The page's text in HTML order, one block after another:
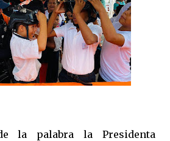
la palabra la Presidenta